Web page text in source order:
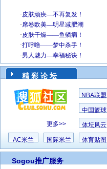
精 彩 论 坛
更多>>
NBA联盟
中国篮球
体坛风云
AC米兰 国际米兰 体育贴图
Sogou推广服务